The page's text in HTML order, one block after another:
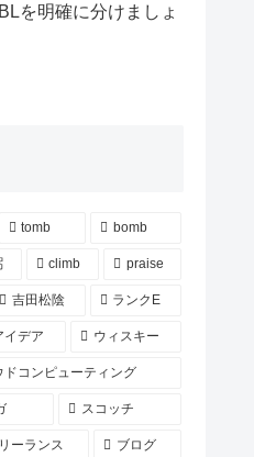
を明確に分けましょ
tomb bomb
climb praise
吉田松陰 ランクE
イデア ウィスキー
ドコンピューティング
スコッチ
ーランス ブログ